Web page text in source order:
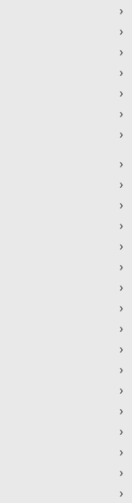
›
›
›
›
›
›
›
›
›
›
›
›
›
›
›
›
›
›
›
›
›
›
›
›